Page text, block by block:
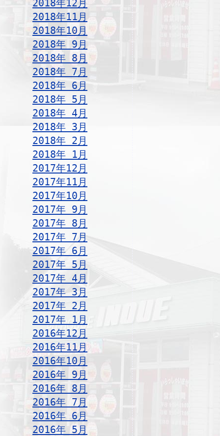
2018年12月
2018年11月
2018年10月
2018年 9月
2018年 8月
2018年 7月
2018年 6月
2018年 5月
2018年 4月
2018年 3月
2018年 2月
2018年 1月
2017年12月
2017年11月
2017年10月
2017年 9月
2017年 8月
2017年 7月
2017年 6月
2017年 5月
2017年 4月
2017年 3月
2017年 2月
2017年 1月
2016年12月
2016年11月
2016年10月
2016年 9月
2016年 8月
2016年 7月
2016年 6月
2016年 5月